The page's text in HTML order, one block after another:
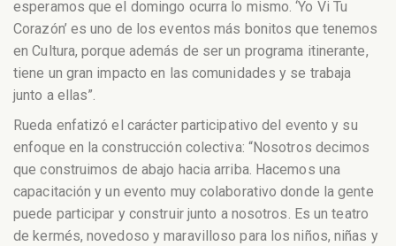
esperamos que el domingo ocurra lo mismo. ‘Yo Vi Tu
Corazón’ es uno de los eventos más bonitos que tenemos
en Cultura, porque además de ser un programa itinerante,
tiene un gran impacto en las comunidades y se trabaja
junto a ellas”.
Rueda enfatizó el carácter participativo del evento y su
enfoque en la construcción colectiva: “Nosotros decimos
que construimos de abajo hacia arriba. Hacemos una
capacitación y un evento muy colaborativo donde la gente
puede participar y construir junto a nosotros. Es un teatro
de kermés, novedoso y maravilloso para los niños, niñas y